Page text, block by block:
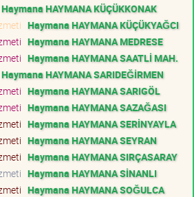
Haymana HAYMANA KÜÇÜKKONAK
Haymana HAYMANA KÜÇÜKYAĞCI
Haymana HAYMANA MEDRESE
Haymana HAYMANA SAATLİ MAH.
Haymana HAYMANA SARIDEĞİRMEN
Haymana HAYMANA SARIGÖL
Haymana HAYMANA SAZAĞASI
Haymana HAYMANA SERİNYAYLA
Haymana HAYMANA SEYRAN
Haymana HAYMANA SIRÇASARAY
Haymana HAYMANA SİNANLI
Haymana HAYMANA SOĞULCA